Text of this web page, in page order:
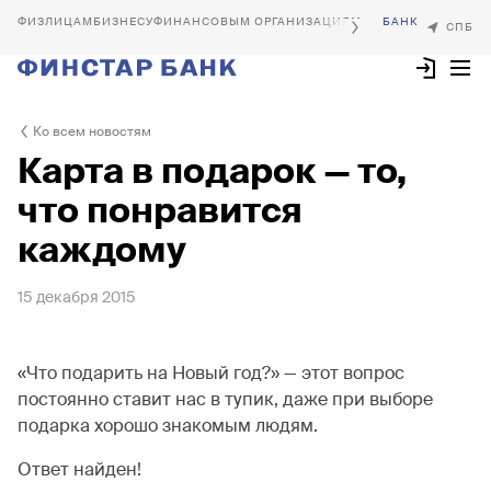
БИЗНЕСУФИНАНСОВЫМ ОРГАНИЗАЦИЯМ
Ко всем новостям
Карта в подарок — то,
что понравится
каждому
15 декабря 2015
«Что подарить на Новый год?» — этот вопрос
постоянно ставит нас в тупик, даже при выборе
подарка хорошо знакомым людям.
Ответ найден!